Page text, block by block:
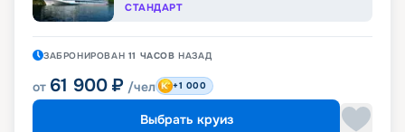
СТАНДАРТ
ЗАБРОНИРОВАН 11 ЧАСОВ НАЗАД
от 61 900 ₽ /чел +1 000
Выбрать круиз